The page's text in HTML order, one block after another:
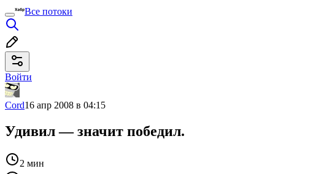
Все потоки
Войти
Cord16 апр 2008 в 04:15
Удивил — значит победил.
2 мин